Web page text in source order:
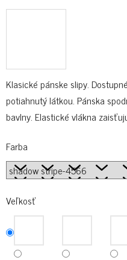
Klasické pánske slipy.
potiahnutý látkou. Pánska
bavlny. Elastické vlákna
Farba
Veľkosť